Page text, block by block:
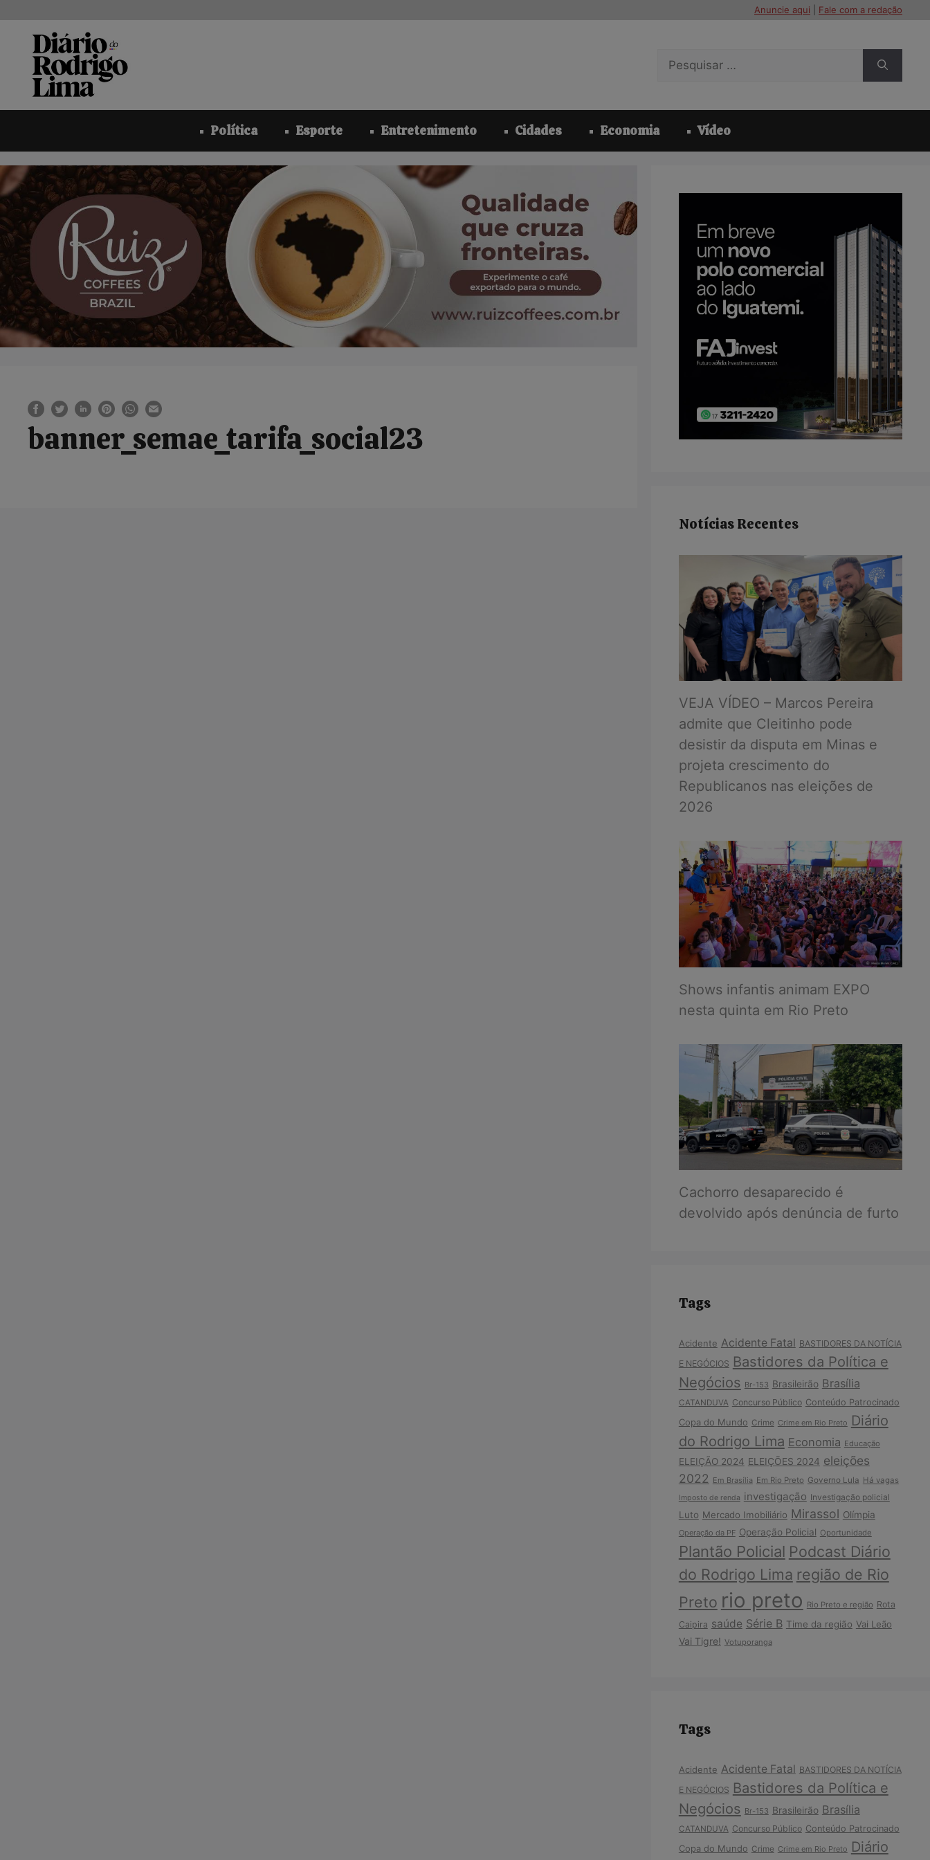
conteúdo
Anuncie aqui Fale com a redação
por:
Política Esporte Entretenimento Cidades Economia Vídeo
banner_semae_tarifa_social23
Notícias Recentes
VEJA VÍDEO – Marcos Pereira
admite que Cleitinho pode
desistir da disputa em Minas e
projeta crescimento do
Republicanos nas eleições de
2026
Shows infantis animam EXPO
nesta quinta em Rio Preto
Cachorro desaparecido é
devolvido após denúncia de furto
Tags
Acidente Acidente Fatal BASTIDORES DA NOTÍCIA
E NEGÓCIOS Bastidores da Política e
Negócios Br-153 Brasileirão Brasília
CATANDUVA Concurso Público Conteúdo Patrocinado
Copa do Mundo Crime Crime em Rio Preto Diário
do Rodrigo Lima Economia Educação
ELEIÇÃO 2024 ELEIÇÕES 2024 eleições
2022 Em Brasília Em Rio Preto Governo Lula Há vagas
Imposto de renda investigação Investigação policial
Luto Mercado Imobiliário Mirassol Olímpia
Operação da PF Operação Policial Oportunidade
Plantão Policial Podcast Diário
do Rodrigo Lima região de Rio
Preto rio preto Rio Preto e região Rota
Caipira saúde Série B Time da região Vai Leão
Vai Tigre! Votuporanga
Tags
Acidente Acidente Fatal BASTIDORES DA NOTÍCIA
E NEGÓCIOS Bastidores da Política e
Negócios Br-153 Brasileirão Brasília
CATANDUVA Concurso Público Conteúdo Patrocinado
Copa do Mundo Crime Crime em Rio Preto Diário